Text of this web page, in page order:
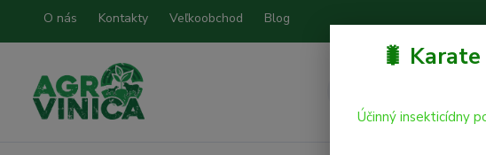
O nás Kontakty Veľkoobchod Blog
🐛
Účinný insekticídny